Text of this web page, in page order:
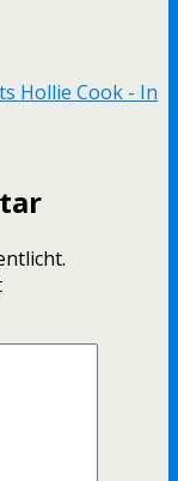
Hollie Cook - In